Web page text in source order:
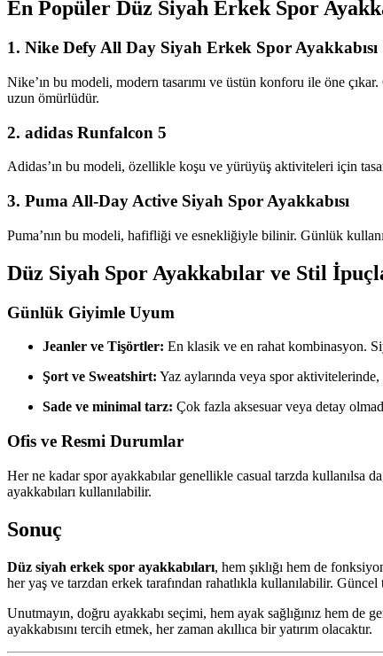
En Popüler Düz Siyah Erkek Spor
1. Nike Defy All Day Siyah Erkek Spor Ayakkabısı
Nike’ın bu modeli, modern tasarımı ve üstün konforu ile öne
uzun ömürlüdür.
2. adidas Runfalcon 5
Adidas’ın bu modeli, özellikle koşu ve yürüyüş aktiviteleri için
3. Puma All-Day Active Siyah Spor Ayakkabısı
Puma’nın bu modeli, hafifliği ve esnekliğiyle bilinir. Günlük
Düz Siyah Spor Ayakkabılar ve Stil
Günlük Giyimle Uyum
Jeanler ve Tişörtler: En klasik ve en rahat kombinasyon.
Şort ve Sweatshirt: Yaz aylarında veya spor
Sade ve minimal tarz: Çok fazla aksesuar veya detay
Ofis ve Resmi Durumlar
Her ne kadar spor ayakkabılar genellikle casual tarzda kullanılsa
ayakkabıları kullanılabilir.
Sonuç
Düz siyah erkek spor ayakkabıları, hem şıklığı hem de
her yaş ve tarzdan erkek tarafından rahatlıkla kullanılabilir.
Unutmayın, doğru ayakkabı seçimi, hem ayak sağlığınız hem de
ayakkabısını tercih etmek, her zaman akıllıca bir yatırım olacaktır.